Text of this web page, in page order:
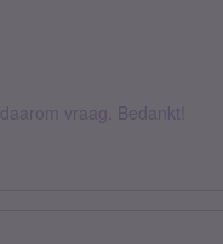
vraag. Bedankt!